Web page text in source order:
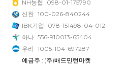
NH농협
098-01-175790
신한 100-026-840244
IBK기업
078-151498-04-012
하나 556-910013-65404
우리 1005-104-697287
예금주 : (주)배드민턴마켓